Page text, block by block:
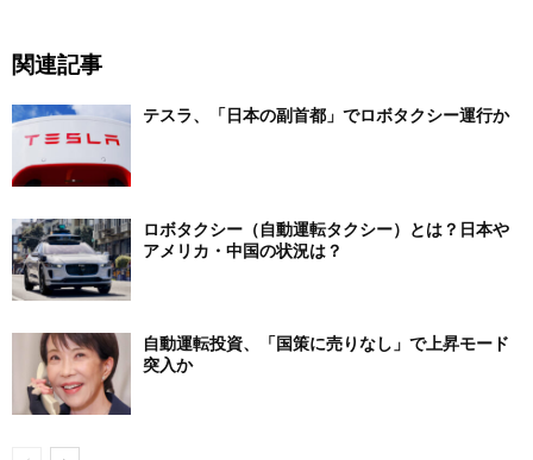
関連記事
テスラ、「日本の副首都」でロボタクシー運行か
ロボタクシー（自動運転タクシー）とは？日本や
アメリカ・中国の状況は？
自動運転投資、「国策に売りなし」で上昇モード
突入か